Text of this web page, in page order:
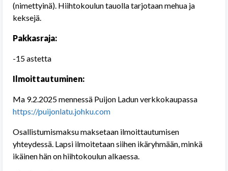
(nimettyinä). Hiihtokoulun tauolla tarjotaan mehua ja
keksejä.
Pakkasraja:
-15 astetta
Ilmoittautuminen:
Ma 9.2.2025 mennessä Puijon Ladun verkkokaupassa
https://puijonlatu.johku.com
Osallistumismaksu maksetaan ilmoittautumisen
yhteydessä. Lapsi ilmoitetaan siihen ikäryhmään, minkä
ikäinen hän on hiihtokoulun alkaessa.